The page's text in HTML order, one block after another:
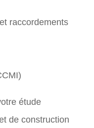
raccordements
étude
de construction